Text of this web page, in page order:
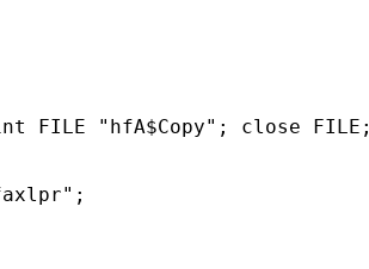
FILE "hfA$Copy"; close FILE;